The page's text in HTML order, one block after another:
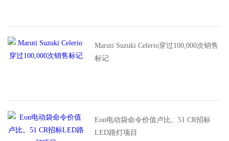
Maruti Suzuki Celerio穿过100,000次销售
标记
Eon电动袋命令价值卢比。51 CR招标
LED路灯项目